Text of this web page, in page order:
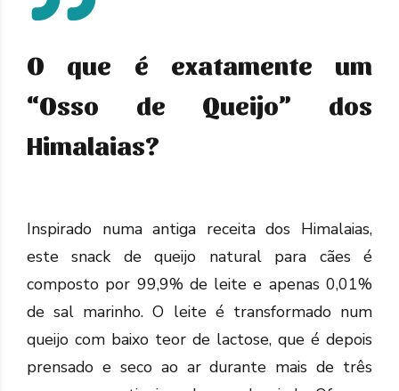
O que é exatamente um
“Osso de Queijo” dos
Himalaias?
Inspirado numa antiga receita dos Himalaias,
este snack de queijo natural para cães é
composto por 99,9% de leite e apenas 0,01%
de sal marinho. O leite é transformado num
queijo com baixo teor de lactose, que é depois
prensado e seco ao ar durante mais de três